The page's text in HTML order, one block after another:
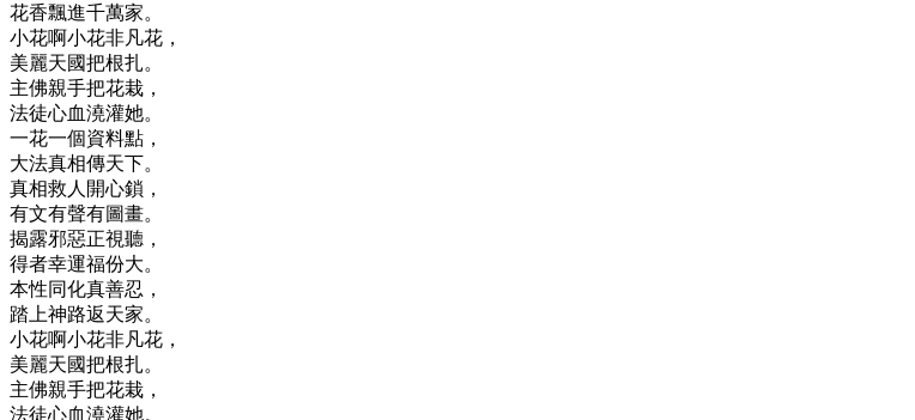
花香飄進千萬家。
小花啊小花非凡花，
美麗天國把根扎。
主佛親手把花栽，
法徒心血澆灌她。
一花一個資料點，
大法真相傳天下。
真相救人開心鎖，
有文有聲有圖畫。
揭露邪惡正視聽，
得者幸運福份大。
本性同化真善忍，
踏上神路返天家。
小花啊小花非凡花，
美麗天國把根扎。
主佛親手把花栽，
法徒心血澆灌她。